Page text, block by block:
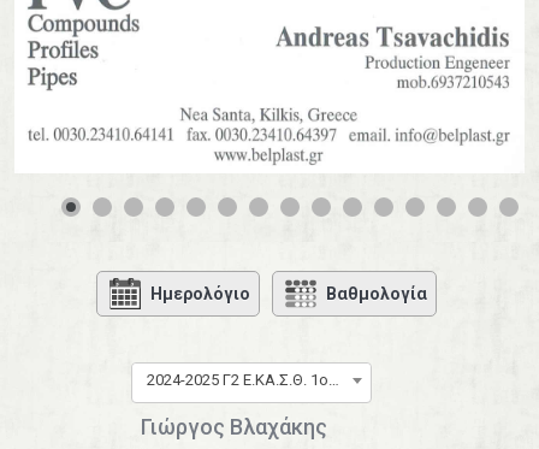
Ημερολόγιο Βαθμολογία
2024-2025 Γ2 Ε.ΚΑ.Σ.Θ. 1ος όμιλος
Γιώργος Βλαχάκης